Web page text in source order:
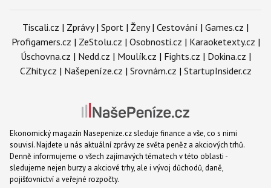
Tiscali.cz | Zprávy| Sport | Ženy| Cestování | Games.cz |
Profigamers.cz | ZeStolu.cz | Osobnosti.cz | Karaoketexty.cz |
Úschovna.cz | Nedd.cz | Moulík.cz | Fights.cz | Dokina.cz |
CZhity.cz | Našepeníze.cz | Srovnám.cz | StartupInsider.cz
Ekonomický magazín Nasepenize.cz sleduje finance a vše, co s nimi
souvisí. Najdete u nás aktuální zprávy ze světa peněz a akciových trhů.
Denně informujeme o všech zajímavých tématech v této oblasti -
sledujeme nejen burzy a akciové trhy, ale i vývoj důchodů, daně,
pojišťovnictví a veřejné rozpočty.